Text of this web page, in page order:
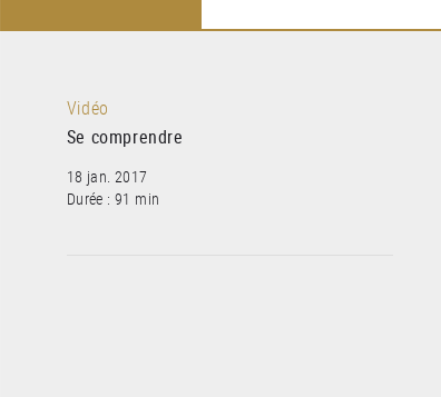
Vidéo
Se comprendre
18 jan. 2017
Durée : 91 min